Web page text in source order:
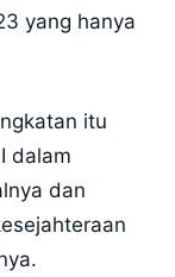
yang hanya
itu
dalam
dan